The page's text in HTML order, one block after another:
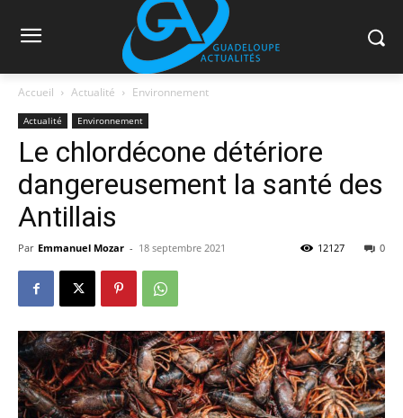
Accueil Actualité Environnement
Actualité Environnement
Le chlordécone détériore
dangereusement la santé des
Antillais
Par Emmanuel Mozar - 18 septembre 2021 0
12127